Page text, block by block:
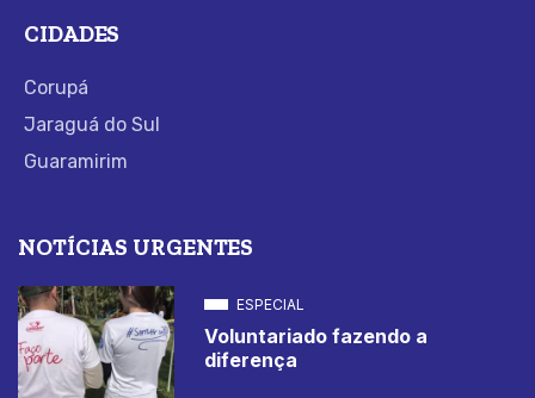
CIDADES
Corupá
Jaraguá do Sul
Guaramirim
NOTÍCIAS URGENTES
ESPECIAL
Voluntariado fazendo a
diferença